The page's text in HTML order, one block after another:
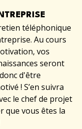
téléphonique
Au cours
vos
seront
d'être
! S’en suivra
le chef de projet
que vous êtes la